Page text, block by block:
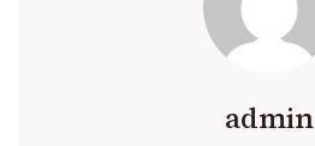
admin